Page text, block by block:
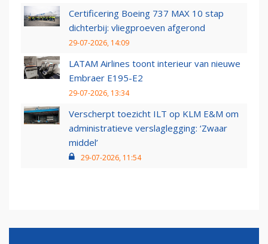
Certificering Boeing 737 MAX 10 stap
dichterbij: vliegproeven afgerond
29-07-2026, 14:09
LATAM Airlines toont interieur van nieuwe
Embraer E195-E2
29-07-2026, 13:34
Verscherpt toezicht ILT op KLM E&M om
administratieve verslaglegging: ‘Zwaar
middel’
29-07-2026, 11:54